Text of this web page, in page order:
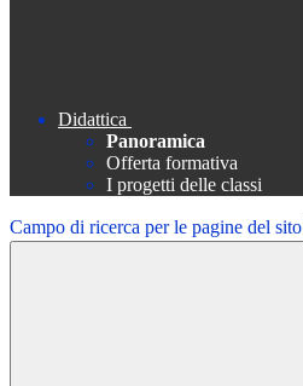
Didattica
Panoramica
Offerta formativa
I progetti delle classi
Campo di ricerca per le pagine del sito